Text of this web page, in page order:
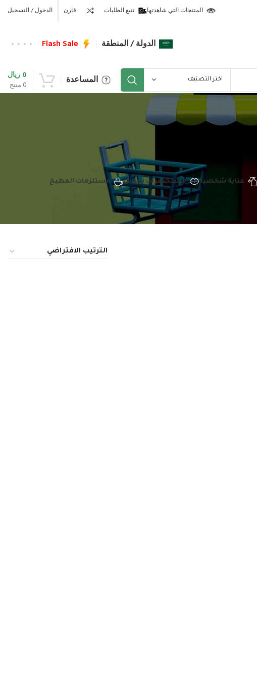
المنتجات التي شاهدتها تتبع الطلبات قارن الدخول / التسجيل
الدولة / المنطقة Flash Sale
اختر التصنيف المساعدة 0 منتج
0 ريال
عناية شخصية مستحضرات تجميل مستلزمات المطبخ